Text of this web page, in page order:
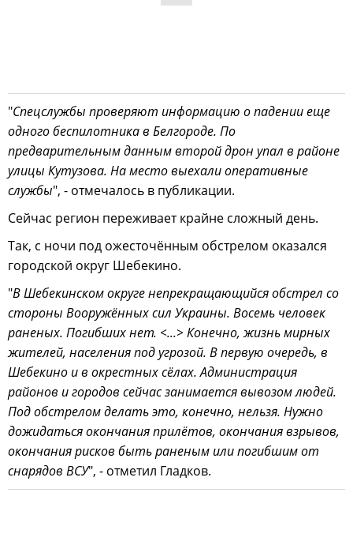
"Спецслужбы проверяют информацию о падении еще
одного беспилотника в Белгороде. По
предварительным данным второй дрон упал в районе
улицы Кутузова. На место выехали оперативные
службы", - отмечалось в публикации.
Сейчас регион переживает крайне сложный день.
Так, с ночи под ожесточённым обстрелом оказался
городской округ Шебекино.
"В Шебекинском округе непрекращающийся обстрел со
стороны Вооружённых сил Украины. Восемь человек
раненых. Погибших нет. <...> Конечно, жизнь мирных
жителей, населения под угрозой. В первую очередь, в
Шебекино и в окрестных сёлах. Администрация
районов и городов сейчас занимается вывозом людей.
Под обстрелом делать это, конечно, нельзя. Нужно
дожидаться окончания прилётов, окончания взрывов,
окончания рисков быть раненым или погибшим от
снарядов ВСУ", - отметил Гладков.